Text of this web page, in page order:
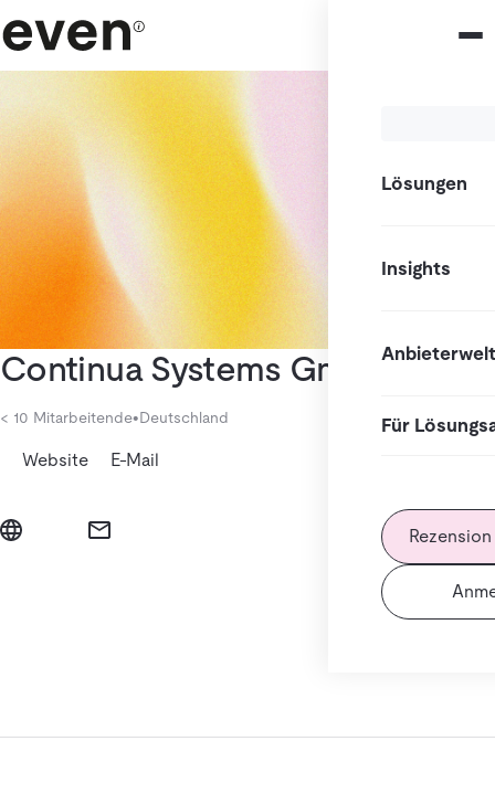
Lösungen
Insights
Anbieterwelt
Für
Continua Systems GmbH
< 10 Mitarbeitende•Deutschland
Website E-Mail